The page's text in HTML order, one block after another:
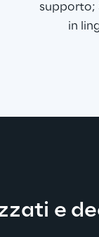
supporto;
in
e